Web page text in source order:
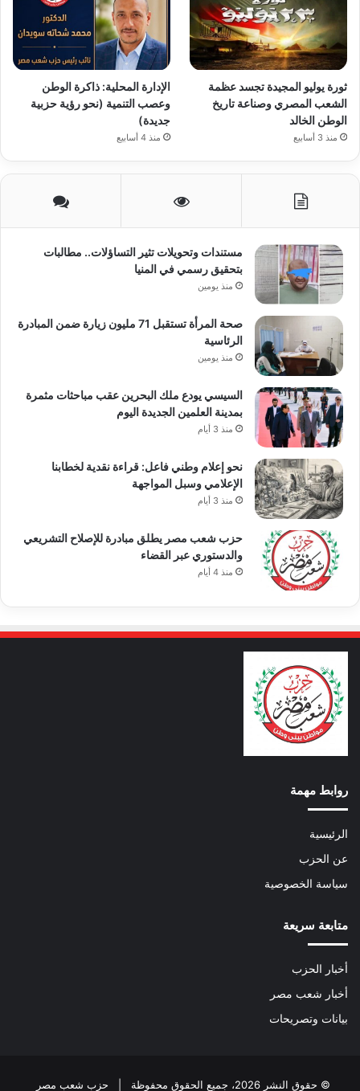
ثورة يوليو المجيدة تجسد عظمة
الشعب المصري وصناعة تاريخ
الوطن الخالد
منذ 3 أسابيع
الإدارة المحلية: ذاكرة الوطن
وعصب التنمية (نحو رؤية حزبية
جديدة)
منذ 4 أسابيع
مستندات وتحويلات تثير التساؤلات.. مطالبات
بتحقيق رسمي في المنيا
منذ يومين
صحة المرأة تستقبل 71 مليون زيارة ضمن المبادرة
الرئاسية
منذ يومين
السيسي يودع ملك البحرين عقب مباحثات مثمرة
بمدينة العلمين الجديدة اليوم
منذ 3 أيام
نحو إعلام وطني فاعل: قراءة نقدية لخطابنا
الإعلامي وسبل المواجهة
منذ 3 أيام
حزب شعب مصر يطلق مبادرة للإصلاح التشريعي
والدستوري عبر القضاء
منذ 4 أيام
روابط مهمة
الرئيسية
عن الحزب
سياسة الخصوصية
متابعة سريعة
أخبار الحزب
أخبار شعب مصر
بيانات وتصريحات
© حقوق النشر 2026، جميع الحقوق محفوظة | حزب شعب مصر